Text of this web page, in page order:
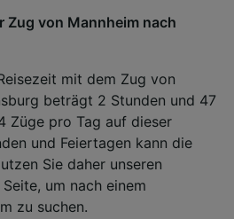
Zug von Mannheim nach
mit dem Zug von
beträgt 2 Stunden und 47
Züge pro Tag auf dieser
und Feiertagen kann die
Sie daher unseren
um nach einem
zu suchen.